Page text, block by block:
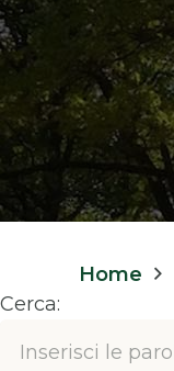
Home
Cerca: